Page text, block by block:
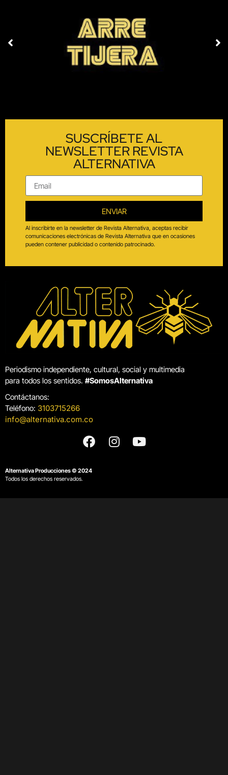
SUSCRÍBETE AL
NEWSLETTER REVISTA
ALTERNATIVA
ENVIAR
Al inscribirte en la newsletter de Revista Alternativa, aceptas recibir
comunicaciones electrónicas de Revista Alternativa que en ocasiones
pueden contener publicidad o contenido patrocinado.
Periodismo independiente, cultural, social y multimedia
para todos los sentidos. #SomosAlternativa
Contáctanos:
Teléfono: 3103715266
info@alternativa.com.co
Alternativa Producciones © 2024
Todos los derechos reservados.